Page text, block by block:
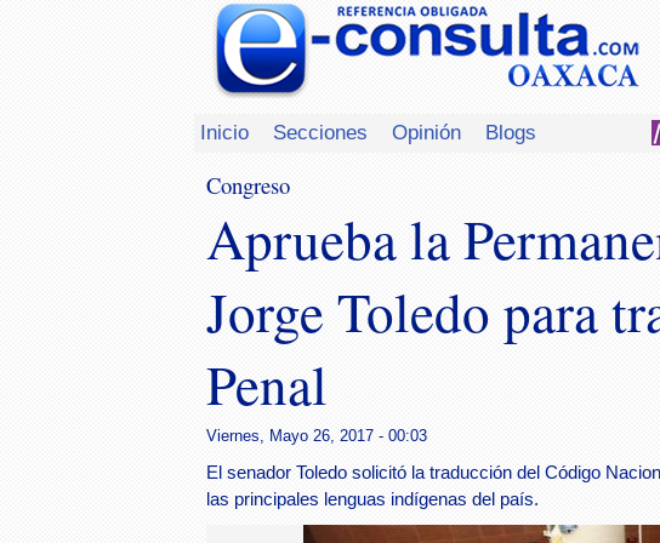
Inicio Secciones Opinión Blogs
Congreso
Aprueba la
Jorge Toledo para
Penal
Viernes, Mayo 26, 2017 - 00:03
El senador Toledo solicitó la traducción del Código
las principales lenguas indígenas del país.